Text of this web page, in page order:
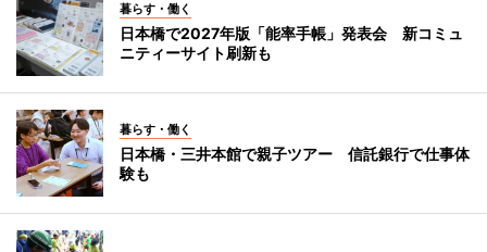
暮らす・働く
日本橋で2027年版「能率手帳」発表会 新コミュ
ニティーサイト刷新も
暮らす・働く
日本橋・三井本館で親子ツアー 信託銀行で仕事体
験も